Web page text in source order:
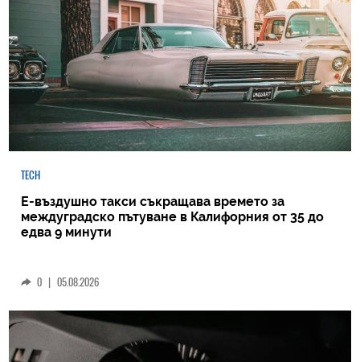
TECH
Е-въздушно такси съкращава времето за
междуградско пътуване в Калифорния от 35 до
едва 9 минути
0 | 05.08.2026